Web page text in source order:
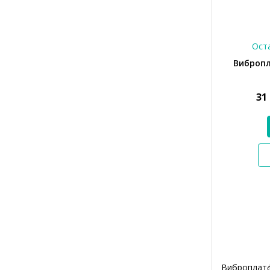
31